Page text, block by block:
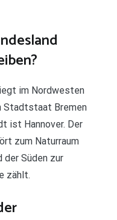
im Nordwesten
Stadtstaat Bremen
ist Hannover. Der
zum Naturraum
der Süden zur
zählt.